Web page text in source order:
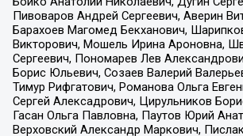
Пивоваров Андрей Сергеевич, Аверин
Барахоев Магомед Бекханович,
Викторович, Мошель Ирина Ароновна,
Сергеевич, Пономарев Лев
Борис Юльевич, Созаев Валерий
Тимур Рифгатович, Романова Ольга
Сергей Алексадрович, Цирульников
Гасан Ольга Павловна, Паутов Юрий
Верховский Александр Маркович,